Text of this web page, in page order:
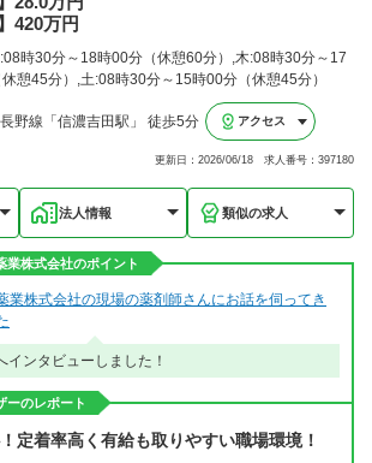
420万円
時30分～18時00分（休憩60分）,木:08時30分～17
憩45分）,土:08時30分～15時00分（休憩45分）
野線「信濃吉田駅」 徒歩5分 アクセス
更新日：2026/06/18 求人番号：397180
法人情報 類似の求人
株式会社のポイント
業株式会社の現場の薬剤師さんにお話を伺ってき
インタビューしました！
ーのレポート
定着率高く有給も取りやすい職場環境！